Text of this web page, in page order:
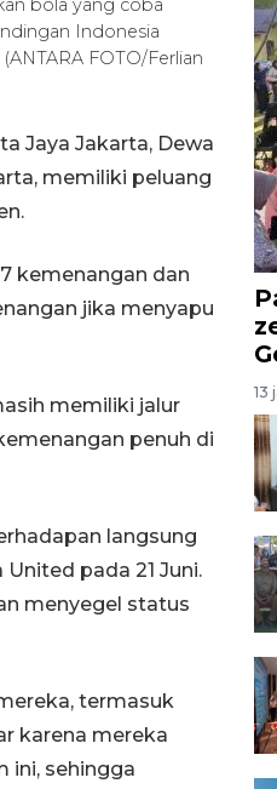
bola yang coba
Indonesia
FOTO/Ferlian
Jaya Jakarta, Dewa
memiliki peluang
kemenangan dan
jika menyapu
memiliki jalur
penuh di
langsung
pada 21 Juni.
menyegel status
termasuk
karena mereka
ini, sehingga
13